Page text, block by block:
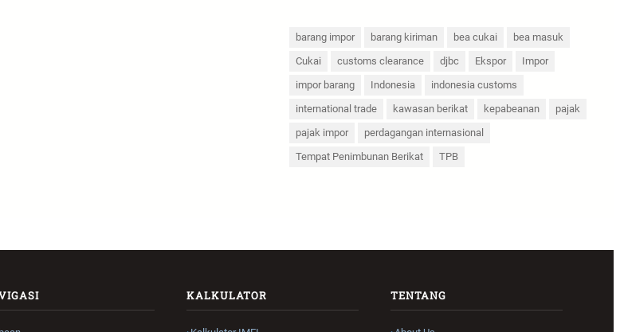
barang impor barang kiriman bea cukai
bea masuk
Cukai
customs clearance djbc Ekspor
Impor
impor barang
Indonesia
indonesia customs
international trade
kawasan berikat kepabeanan
pajak
pajak impor
perdagangan internasional
Tempat Penimbunan Berikat
TPB
KALKULATOR TENTANG